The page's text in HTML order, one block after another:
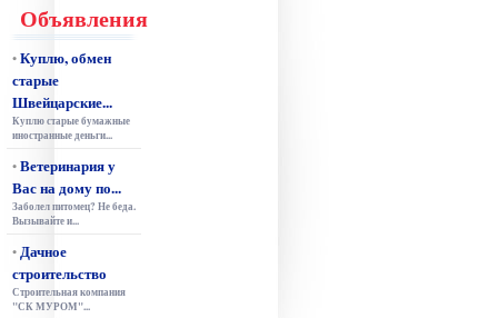
Объявления
•Куплю, обмен
старые
Швейцарские...
Куплю старые бумажные
иностранные деньги...
•Ветеринария у
Вас на дому по...
Заболел питомец? Не беда.
Вызывайте и...
•Дачное
строительство
Строительная компания
"СК МУРОМ"...